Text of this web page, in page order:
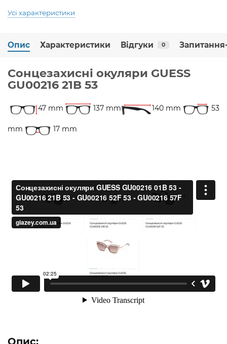
Усі характеристики
Опис Характеристики Відгуки 0
Сонцезахисні окуляри GUESS
GU00216 21B 53
47 mm 137 mm 140 mm 53
mm 17 mm